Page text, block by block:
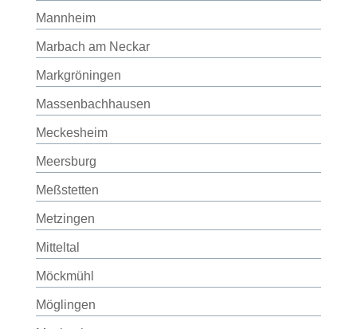
Mannheim
Marbach am Neckar
Markgröningen
Massenbachhausen
Meckesheim
Meersburg
Meßstetten
Metzingen
Mitteltal
Möckmühl
Möglingen